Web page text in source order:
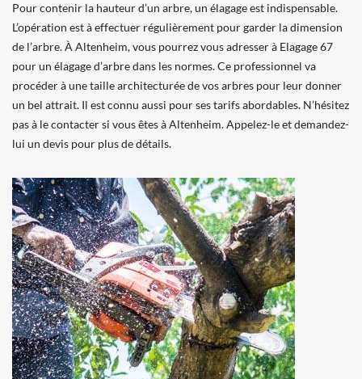
Pour contenir la hauteur d’un arbre, un élagage est indispensable.
L’opération est à effectuer régulièrement pour garder la dimension
de l’arbre. À Altenheim, vous pourrez vous adresser à Elagage 67
pour un élagage d’arbre dans les normes. Ce professionnel va
procéder à une taille architecturée de vos arbres pour leur donner
un bel attrait. Il est connu aussi pour ses tarifs abordables. N’hésitez
pas à le contacter si vous êtes à Altenheim. Appelez-le et demandez-
lui un devis pour plus de détails.